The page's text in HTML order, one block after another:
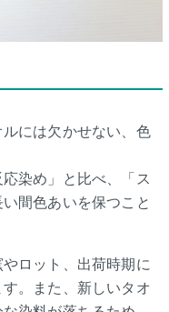
には欠かせない、色
染め」と比べ、「ス
間色あいを保つこと
ロット、出荷時期に
。また、新しいタオ